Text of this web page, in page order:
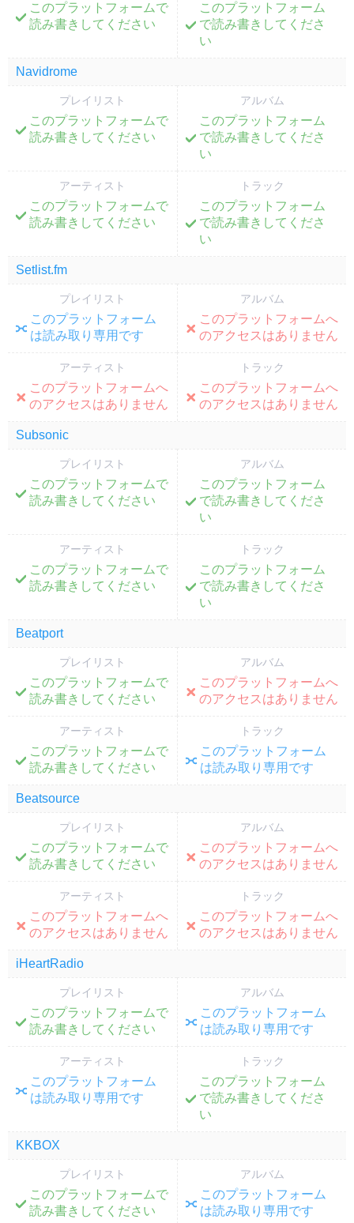
;
このプラットフォームで
読み書きしてください
;
このプラットフォーム
で読み書きしてくださ
い
Navidrome
プレイリスト
;
このプラットフォームで
読み書きしてください
アルバム
;
このプラットフォーム
で読み書きしてくださ
い
アーティスト
;
このプラットフォームで
読み書きしてください
トラック
;
このプラットフォーム
で読み書きしてくださ
い
Setlist.fm
プレイリスト
;
このプラットフォーム
は読み取り専用です
アルバム
;
このプラットフォームへ
のアクセスはありません
アーティスト
;
このプラットフォームへ
のアクセスはありません
トラック
;
このプラットフォームへ
のアクセスはありません
Subsonic
プレイリスト
;
このプラットフォームで
読み書きしてください
アルバム
;
このプラットフォーム
で読み書きしてくださ
い
アーティスト
;
このプラットフォームで
読み書きしてください
トラック
;
このプラットフォーム
で読み書きしてくださ
い
Beatport
プレイリスト
;
このプラットフォームで
読み書きしてください
アルバム
;
このプラットフォームへ
のアクセスはありません
アーティスト
;
このプラットフォームで
読み書きしてください
トラック
;
このプラットフォーム
は読み取り専用です
Beatsource
プレイリスト
;
このプラットフォームで
読み書きしてください
アルバム
;
このプラットフォームへ
のアクセスはありません
アーティスト
;
このプラットフォームへ
のアクセスはありません
トラック
;
このプラットフォームへ
のアクセスはありません
iHeartRadio
プレイリスト
;
このプラットフォームで
読み書きしてください
アルバム
;
このプラットフォーム
は読み取り専用です
アーティスト
;
このプラットフォーム
は読み取り専用です
トラック
;
このプラットフォーム
で読み書きしてくださ
い
KKBOX
プレイリスト
;
このプラットフォームで
読み書きしてください
アルバム
;
このプラットフォーム
は読み取り専用です